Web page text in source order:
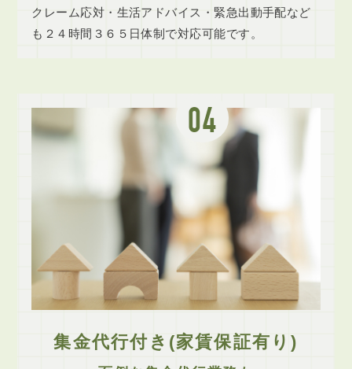
クレーム応対・生活アドバイス・緊急出動手配など
も２４時間３６５日体制で対応可能です。
04
集金代行付き(家賃保証有り)